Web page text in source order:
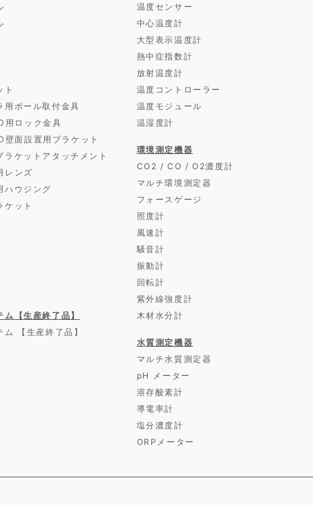
ト
用ポール取付金具
ロック金具
面設置用ブラケット
ラケットアタッチメント
レンズ
ハウジング
ケット
【生産終了品】
【生産終了品】
温度センサー
中心温度計
大型表示温度計
熱中症指数計
放射温度計
温度コントローラー
温度モジュール
温湿度計
環境測定機器
CO2 / CO / O2濃度計
マルチ環境測定器
フォースゲージ
照度計
風速計
騒音計
振動計
回転計
紫外線強度計
木材水分計
水質測定機器
マルチ水質測定器
pH メーター
溶存酸素計
導電率計
塩分濃度計
ORPメーター